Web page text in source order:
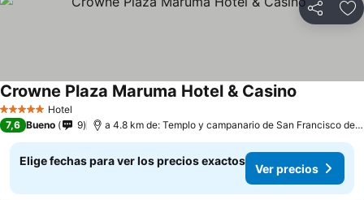
Compartir
5 Estrellas Hotel
Crowne Plaza Maruma Hotel & Casino
7,6 Bueno 9 a 4.8 km de: Templo y campanario de San Francisco de Asís
Elige fechas para ver los precios exactos
Ver precios